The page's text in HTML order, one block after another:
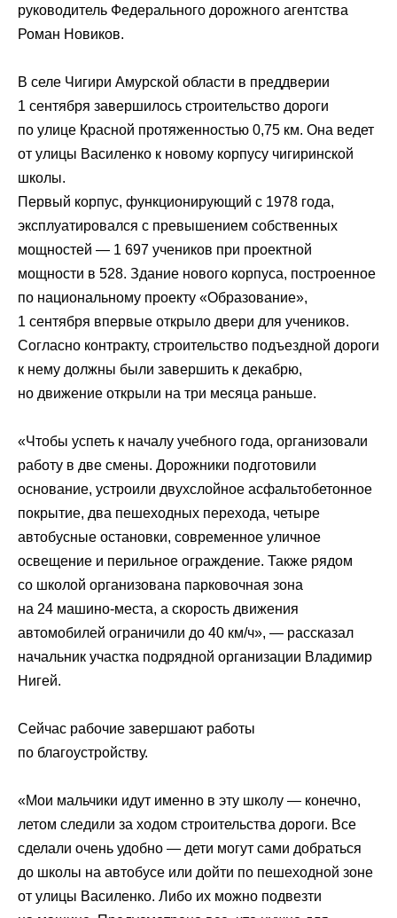
руководитель Федерального дорожного агентства
Роман Новиков.
В селе Чигири Амурской области в преддверии
1 сентября завершилось строительство дороги
по улице Красной протяженностью 0,75 км. Она ведет
от улицы Василенко к новому корпусу чигиринской
школы.
Первый корпус, функционирующий с 1978 года,
эксплуатировался с превышением собственных
мощностей — 1 697 учеников при проектной
мощности в 528. Здание нового корпуса, построенное
по национальному проекту «Образование»,
1 сентября впервые открыло двери для учеников.
Согласно контракту, строительство подъездной дороги
к нему должны были завершить к декабрю,
но движение открыли на три месяца раньше.
«Чтобы успеть к началу учебного года, организовали
работу в две смены. Дорожники подготовили
основание, устроили двухслойное асфальтобетонное
покрытие, два пешеходных перехода, четыре
автобусные остановки, современное уличное
освещение и перильное ограждение. Также рядом
со школой организована парковочная зона
на 24 машино-места, а скорость движения
автомобилей ограничили до 40 км/ч», — рассказал
начальник участка подрядной организации Владимир
Нигей.
Сейчас рабочие завершают работы
по благоустройству.
«Мои мальчики идут именно в эту школу — конечно,
летом следили за ходом строительства дороги. Все
сделали очень удобно — дети могут сами добраться
до школы на автобусе или дойти по пешеходной зоне
от улицы Василенко. Либо их можно подвезти